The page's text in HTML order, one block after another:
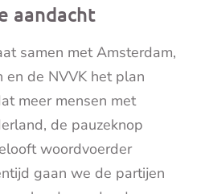
aandacht
samen met Amsterdam,
en de NVVK het plan
meer mensen met
de pauzeknop
woordvoerder
gaan we de partijen